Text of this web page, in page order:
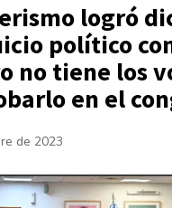
logró
político
no tiene los
en el
de 2023